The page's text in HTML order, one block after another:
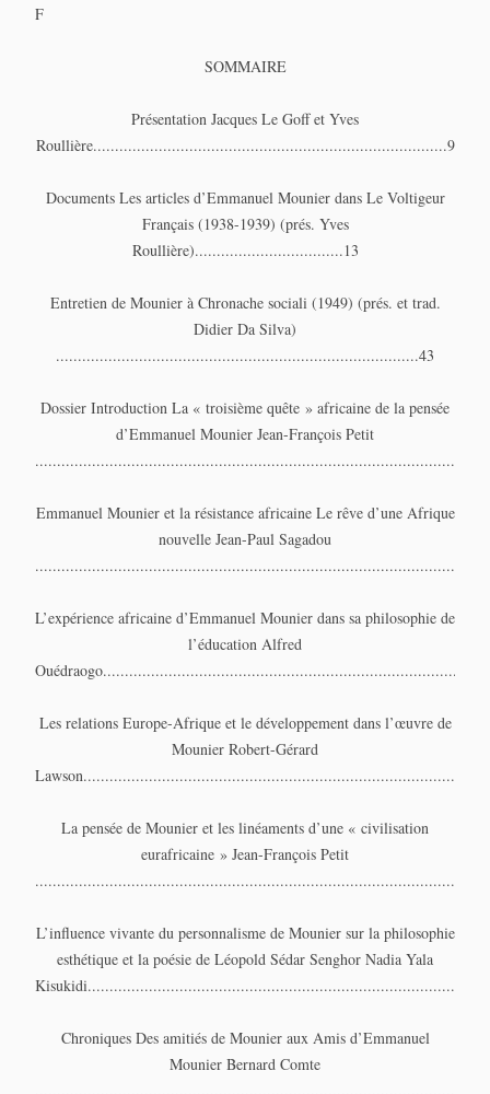
F
SOMMAIRE
Présentation Jacques Le Goff et Yves
Roullière.................................................................................9
Documents Les articles d’Emmanuel Mounier dans Le Voltigeur
Français (1938-1939) (prés. Yves
Roullière)..................................13
Entretien de Mounier à Chronache sociali (1949) (prés. et trad.
Didier Da Silva)
...................................................................................43
Dossier Introduction La « troisième quête » africaine de la pensée
d’Emmanuel Mounier Jean-François Petit
...................................................................................................53
Emmanuel Mounier et la résistance africaine Le rêve d’une Afrique
nouvelle Jean-Paul Sagadou
....................................................................................................55
L’expérience africaine d’Emmanuel Mounier dans sa philosophie de
l’éducation Alfred
Les relations Europe-Afrique et le développement dans l’œuvre de
Mounier Robert-Gérard
La pensée de Mounier et les linéaments d’une « civilisation
eurafricaine » Jean-François Petit
...................................................................................................97
L’influence vivante du personnalisme de Mounier sur la philosophie
esthétique et la poésie de Léopold Sédar Senghor Nadia Yala
Chroniques Des amitiés de Mounier aux Amis d’Emmanuel
Mounier Bernard Comte